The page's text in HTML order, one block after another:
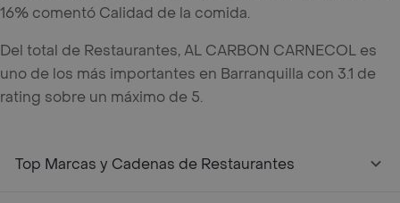
16% comentó Calidad de la comida.
Del total de Restaurantes, AL CARBON CARNECOL es
uno de los más importantes en Barranquilla con 3.1 de
rating sobre un máximo de 5.
Top Marcas y Cadenas de Restaurantes